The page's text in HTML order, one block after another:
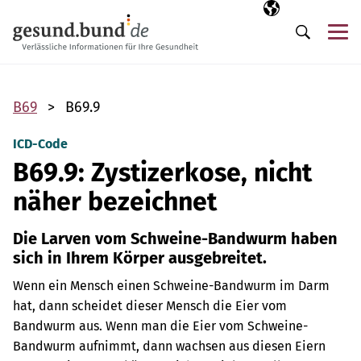
Ausgewählte
DE
Suche
B69 B69.9
ICD-Code
B69.9: Zystizerkose, nicht
näher bezeichnet
Die Larven vom Schweine-Bandwurm haben
sich in Ihrem Körper ausgebreitet.
Wenn ein Mensch einen Schweine-Bandwurm im Darm
hat, dann scheidet dieser Mensch die Eier vom
Bandwurm aus. Wenn man die Eier vom Schweine-
Bandwurm aufnimmt, dann wachsen aus diesen Eiern